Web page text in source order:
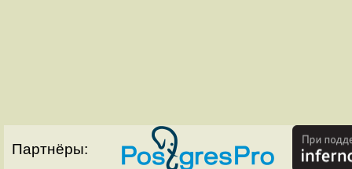
Партнёры: